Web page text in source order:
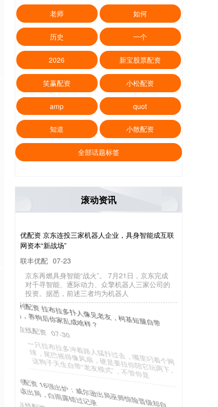
老师 如何
历史 一个
2026 新宝股票配资
笑赢配资 小松配资
amp quot
知道 小散配资
全部话题标签
滚动资讯
优配资 京东连投三家机器人企业，具身智能成互联
网资本“新战场”
联丰优配 07-23
京东再燃具身智能“战火”。 7月21日，京东完成
对千寻智能、逐际动力、众擎机器人三家公司的
投资。据悉，前述三者均为机器人
保利配资 拉布拉多扑人像见老友，柯基短腿自带
萌，养狗后你家乱成啥样？
在线配资
07-30
一只拉布拉多冲着路人猛扑过去，嘴里叼着个网
球，尾巴摇得像风扇，硬是要拉你陪它玩两下。
这狗子天生自带“老友模式”，不管你是
保利配资 16强出炉：威尔逊出局巫师惊险晋级却自
称该出局，白雨露错过记录